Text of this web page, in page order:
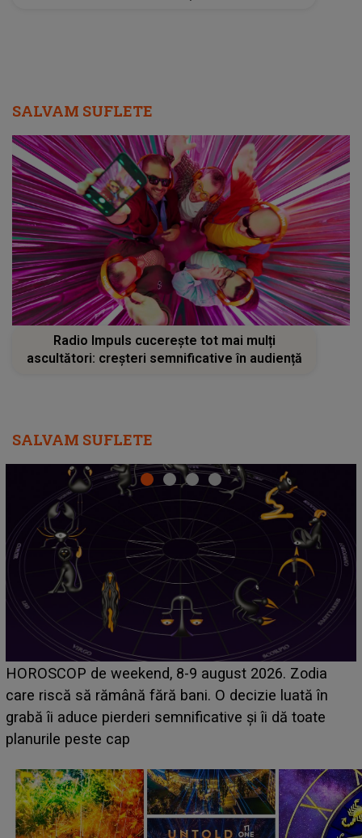
SALVAM SUFLETE
Radio Impuls cucerește tot mai mulți
ascultători: creșteri semnificative în audiență
SALVAM SUFLETE
LINE-UP UNTOLD ONE, ziua 2. La ce oră urcă pe
scena principală a festivalului Zara Larsson? Artista
suedeză a ajuns deja în România și s-a filmat din
camera de hotel